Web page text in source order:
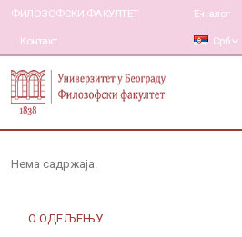
ФИЛОЗОФСКИ ФАКУЛТЕТ
Контакт
Е-налог
Срб
О ОДЕЉЕЊУ
Нема садржаја.